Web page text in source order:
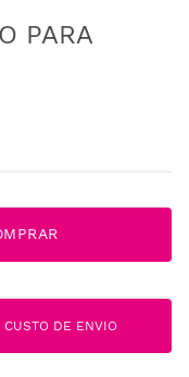
PARA
CUSTO DE ENVIO